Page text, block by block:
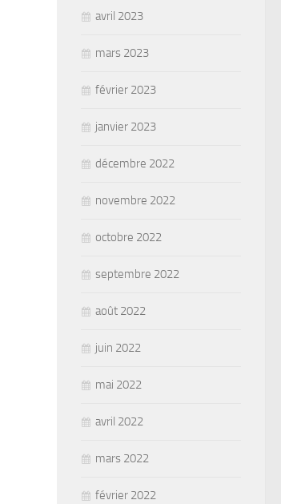
avril 2023
mars 2023
février 2023
janvier 2023
décembre 2022
novembre 2022
octobre 2022
septembre 2022
août 2022
juin 2022
mai 2022
avril 2022
mars 2022
février 2022